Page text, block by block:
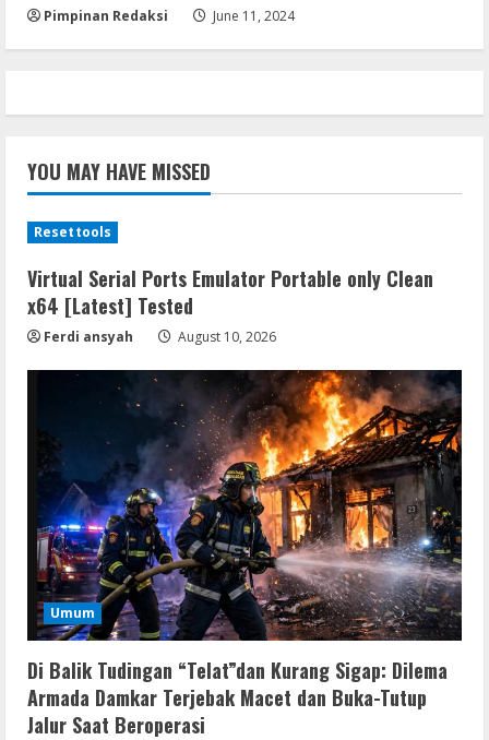
Pimpinan Redaksi June 11, 2024
YOU MAY HAVE MISSED
Resettools
Virtual Serial Ports Emulator Portable only Clean
x64 [Latest] Tested
Ferdi ansyah August 10, 2026
Umum
Di Balik Tudingan “Telat”dan Kurang Sigap: Dilema
Armada Damkar Terjebak Macet dan Buka-Tutup
Jalur Saat Beroperasi